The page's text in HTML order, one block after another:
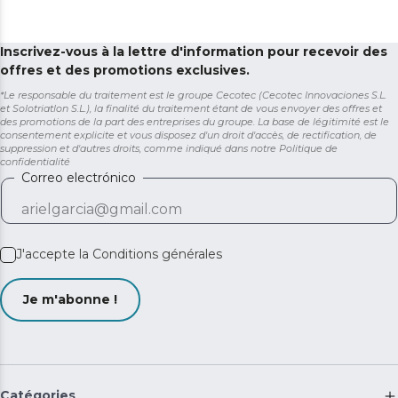
Inscrivez-vous à la lettre d'information pour recevoir des
offres et des promotions exclusives.
*Le responsable du traitement est le groupe Cecotec (Cecotec Innovaciones S.L.
et Solotriatlon S.L.), la finalité du traitement étant de vous envoyer des offres et
des promotions de la part des entreprises du groupe. La base de légitimité est le
consentement explicite et vous disposez d'un droit d'accès, de rectification, de
suppression et d'autres droits, comme indiqué dans notre Politique de
confidentialité
Correo electrónico
J'accepte la Conditions générales
Je m'abonne !